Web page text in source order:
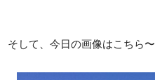
そして、今日の画像はこちら〜